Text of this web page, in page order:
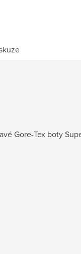
Gore-Tex boty